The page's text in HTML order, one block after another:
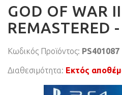
GOD OF WAR
REMASTERED
Κωδικός Προϊόντος: PS401087
Διαθεσιμότητα: Εκτός